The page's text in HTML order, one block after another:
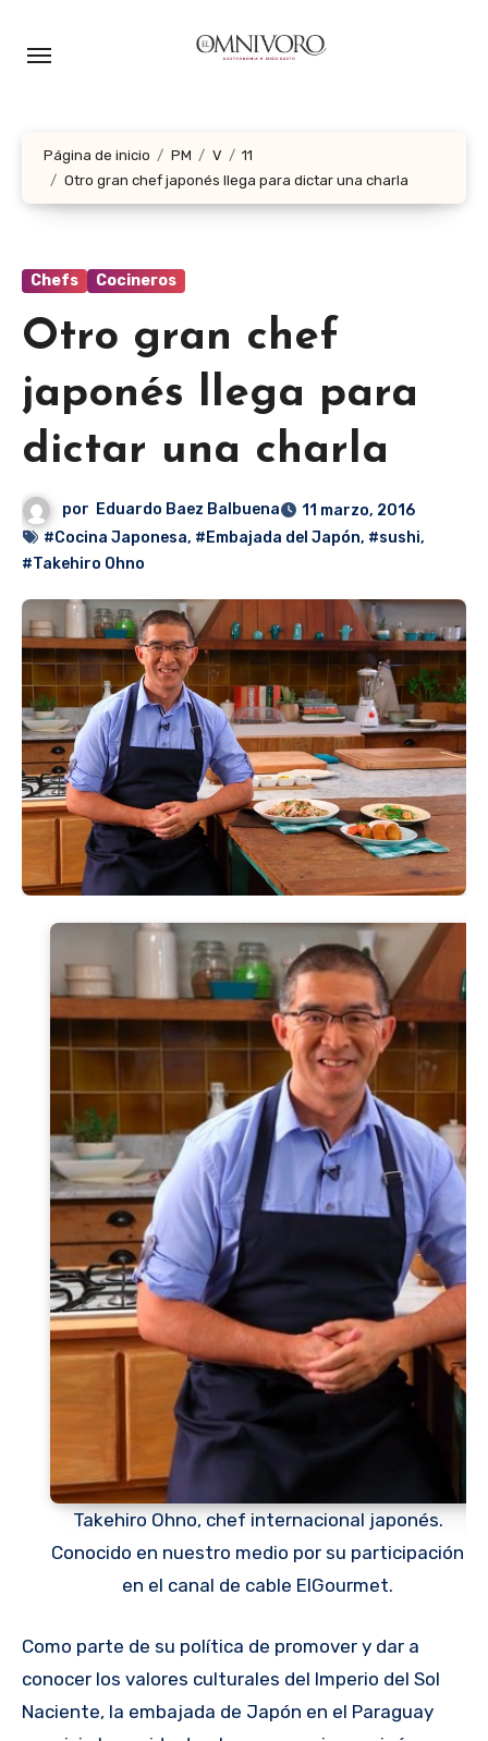
Página de inicio PM V
11
Otro gran chef japonés llega para dictar una charla
Chefs Cocineros
Otro gran chef
japonés llega para
dictar una charla
por Eduardo Baez Balbuena
11 marzo, 2016
#Cocina Japonesa, #Embajada del Japón, #sushi,
#Takehiro Ohno
Takehiro Ohno, chef internacional japonés.
Conocido en nuestro medio por su participación
en el canal de cable ElGourmet.
Como parte de su política de promover y dar a
conocer los valores culturales del Imperio del Sol
Naciente, la embajada de Japón en el Paraguay